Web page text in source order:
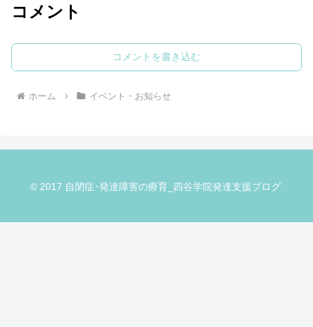
コメント
コメントを書き込む
ホーム イベント・お知らせ
© 2017 自閉症･発達障害の療育_四谷学院発達支援ブログ.